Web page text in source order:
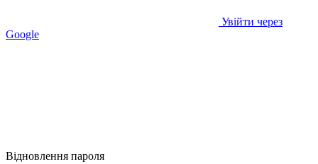
Увійти через
Google
Відновлення пароля